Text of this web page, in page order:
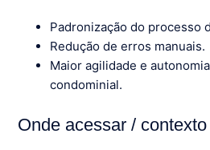
Padronização do processo
Redução de erros manuais.
Maior agilidade e
condominial.
Onde acessar /